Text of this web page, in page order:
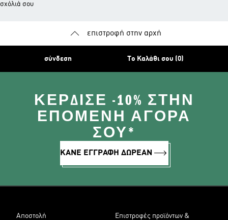
σχόλιά σου
επιστροφή στην αρχή
σύνδεση Το Καλάθι σου (0)
ΚΈΡΔΙΣΕ -10% ΣΤΗΝ
ΕΠΌΜΕΝΗ ΑΓΟΡΆ
ΣΟΥ*
ΚΑΝΕ ΕΓΓΡΑΦΗ ΔΩΡΕΑΝ
Αποστολή
Επιστροφές προϊόντων &